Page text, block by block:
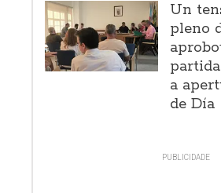
Un
pleno
a
de Día